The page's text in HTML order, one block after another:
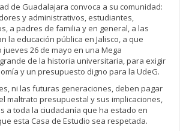
de Guadalajara convoca a su comunidad:
y administrativos, estudiantes,
a padres de familia y en general, a las
la educación pública en Jalisco, a que
26 de mayo en una Mega
de la historia universitaria, para exigir
y un presupuesto digno para la UdeG.
ni las futuras generaciones, deben pagar
maltrato presupuestal y sus implicaciones,
a toda la ciudadanía que ha estado en
esta Casa de Estudio sea respetada.